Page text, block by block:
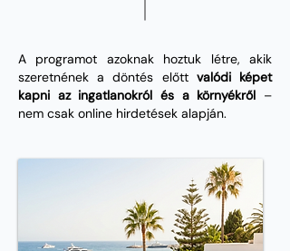
A programot azoknak hoztuk létre, akik
szeretnének a döntés előtt valódi képet
kapni az ingatlanokról és a környékről –
nem csak online hirdetések alapján.